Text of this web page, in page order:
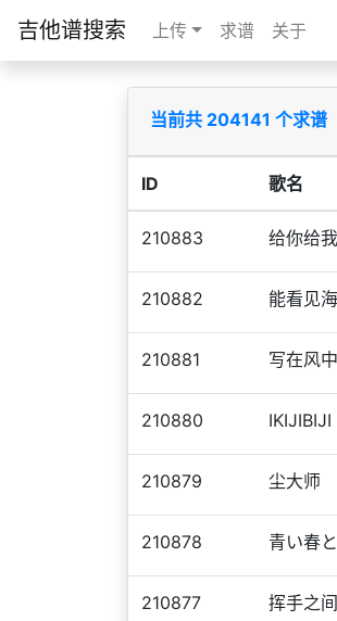
吉他谱搜索 上传 求谱 关于
当前共 204141 个求谱
ID 歌名
210883 给你给我
210882 能看见
210881 写在风
210880 IKIJIBIJI
210879 尘大师
210878 青い春
210877 挥手之间